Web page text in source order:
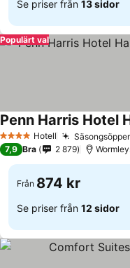
Se priser från 13 sidor
Populärt val
4 StjärnorHotell
7,9 Bra 2 879
Från 874 kr
Se priser från 12 sidor